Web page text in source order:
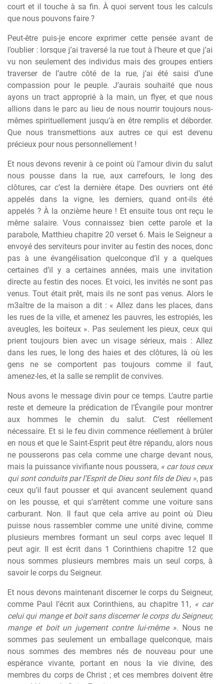
court et il touche à sa fin. À quoi servent tous les calculs
que nous pouvons faire ?
Peut-être puis-je encore exprimer cette pensée avant de
l’oublier : lorsque j’ai traversé la rue tout à l’heure et que j’ai
vu non seulement des individus mais des groupes entiers
traverser de l’autre côté de la rue, j’ai été saisi d’une
compassion pour le peuple. J’aurais souhaité que nous
ayons un tract approprié à la main, un flyer, et que nous
allions dans le parc au lieu de nous nourrir toujours nous-
mêmes spirituellement jusqu’à en être remplis et déborder.
Que nous transmettions aux autres ce qui est devenu
précieux pour nous personnellement !
Et nous devons revenir à ce point où l’amour divin du salut
nous pousse dans la rue, aux carrefours, le long des
clôtures, car c’est la dernière étape. Des ouvriers ont été
appelés dans la vigne, les derniers, quand ont-ils été
appelés ? À la onzième heure ! Et ensuite tous ont reçu le
même salaire. Vous connaissez bien cette parole et la
parabole, Matthieu chapitre 20 verset 6. Mais le Seigneur a
envoyé des serviteurs pour inviter au festin des noces, donc
pas à une évangélisation quelconque d’il y a quelques
certaines d’il y a certaines années, mais une invitation
directe au festin des noces. Et voici, les invités ne sont pas
venus. Tout était prêt, mais ils ne sont pas venus. Alors le
m3aître de la maison a dit : « Allez dans les places, dans
les rues de la ville, et amenez les pauvres, les estropiés, les
aveugles, les boiteux ». Pas seulement les pieux, ceux qui
prient toujours bien avec un visage sérieux, mais : Allez
dans les rues, le long des haies et des clôtures, là où les
gens ne se comportent pas toujours comme il faut,
amenez-les, et la salle se remplit de convives.
Nous avons le message divin pour ce temps. L’autre partie
reste et demeure la prédication de l’Évangile pour montrer
aux hommes le chemin du salut. C’est réellement
nécessaire. Et si le feu divin commence réellement à brûler
en nous et que le Saint-Esprit peut être répandu, alors nous
ne pousserons pas cela comme une charge devant nous,
mais la puissance vivifiante nous poussera, « car tous ceux
qui sont conduits par l’Esprit de Dieu sont fils de Dieu », pas
ceux qu’il faut pousser et qui avancent seulement quand
on les pousse, et qui s’arrêtent comme une voiture sans
carburant. Non. Il faut que cela arrive au point où Dieu
puisse nous rassembler comme une unité divine, comme
plusieurs membres formant un seul corps avec lequel Il
peut agir. Il est écrit dans 1 Corinthiens chapitre 12 que
nous sommes plusieurs membres mais un seul corps, à
savoir le corps du Seigneur.
Et nous devons maintenant discerner le corps du Seigneur,
comme Paul l’écrit aux Corinthiens, au chapitre 11, « car
celui qui mange et boit sans discerner le corps du Seigneur,
mange et boit un jugement contre lui-même ». Nous ne
sommes pas seulement un emballage quelconque, mais
nous sommes des membres nés de nouveau pour une
espérance vivante, portant en nous la vie divine, des
membres du corps de Christ ; et ces membres doivent être